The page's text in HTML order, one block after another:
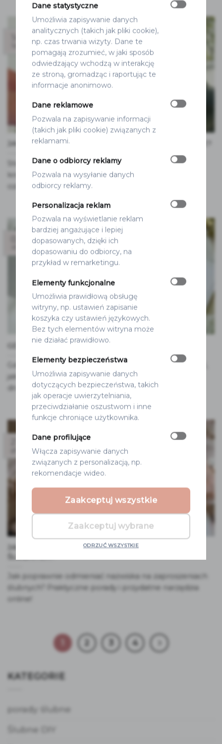
KATEGORIE
porady ślubne
Ślubne DIY
JAK ZROBIĆ SAMODZIELNIE WINIETKI NA WESELE?
Stwórz eleganckie winietki na wesele DIY! Krok po
kroku pokażemy, jak zaprojektować, wydrukować i
ozdobić[...]
GDZIE WYDRUKOWAĆ ZAPROSZENIA ŚLUBNE?
Gdzie wydrukować zaproszenia ślubne DIY? Sprawdź,
jak zrealizować swój projekt i poznaj nasze usługi
druku!
JAK ODMIENIAĆ NAZWISKA NA ZAPROSZENIACH
Jak poprawnie odmieniać nazwiska na zaproszeniach
ślubnych? Praktyczne porady i przydatne narzędzia
online!
2 4
Dane statystyczne
Umożliwia zapisywanie danych
analitycznych (takich jak pliki cookie),
np. czas trwania wizyty. Dane te
pomagają zrozumieć, w jaki sposób
odwiedzający wchodzą w interakcję
ze stroną, gromadząc i raportując te
informacje anonimowo.
Dane reklamowe
Pozwala na zapisywanie informacji
(takich jak pliki cookie) związanych z
reklamami.
Dane o odbiorcy reklamy
Pozwala na wysyłanie danych
odbiorcy reklamy.
Personalizacja reklam
Pozwala na wyświetlanie reklam
bardziej angażujące i lepiej
dopasowanych, dzięki ich
dopasowaniu do odbiorcy, na
przykład w remarketingu.
Elementy funkcjonalne
Umożliwia prawidłową obsługę
witryny, np. ustawień zapisanie
koszyka czy ustawień językowych.
Bez tych elementów witryna może
nie działać prawidłowo.
Elementy bezpieczeństwa
Umożliwia zapisywanie danych
dotyczących bezpieczeństwa, takich
jak operacje uwierzytelniania,
przeciwdziałanie oszustwom i inne
funkcje chroniące użytkownika.
Dane profilujące
Włącza zapisywanie danych
związanych z personalizacją, np.
rekomendacje wideo.
Zaakceptuj wybrane
Zaakceptuj wszystkie
ODRZUĆ WSZYSTKIE